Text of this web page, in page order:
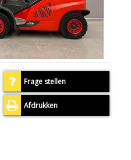
Frage stellen
Afdrukken